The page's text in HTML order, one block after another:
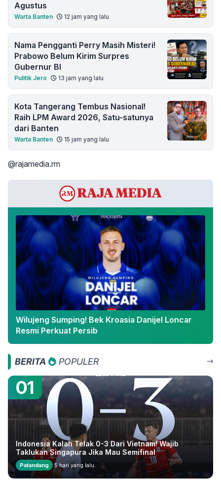
Agustus
Warta Banten 12 jam yang lalu
Nama Pengganti Perry Masih Misteri!
Prabowo Belum Kirim Surpres
Gubernur BI
Pulitik Jero 13 jam yang lalu
Kota Tangerang Tembus Nasional!
Raih LPM Award 2026, Satu-satunya
dari Banten
Warta Banten 15 jam yang lalu
@rajamedia.rm
Wilujeng Sumping! Bek Kroasia Danijel Loncar
Resmi Perkuat Persib
BERITA POPULER
01
Indonesia Kalah Telak 0-3 Dari Vietnam! Wajib
Taklukan Singapura Jika Mau Semifinal
Patandang 5 hari yang lalu